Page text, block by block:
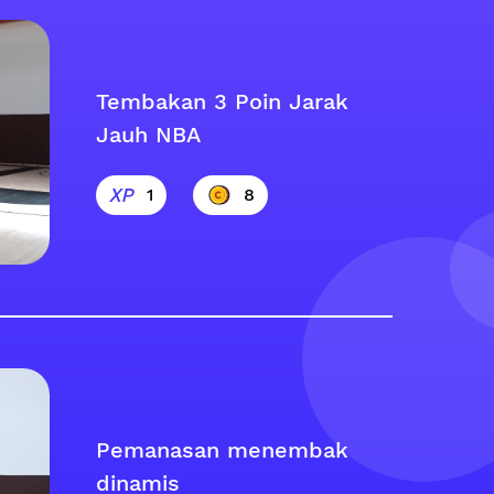
Tembakan 3 Poin Jarak
Jauh NBA
1 8
Pemanasan menembak
dinamis